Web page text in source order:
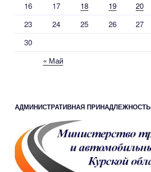
16
17 18 19 20
23
24 25 26 27
30
« Май
АДМИНИСТРАТИВНАЯ ПРИНАДЛЕЖНОСТЬ